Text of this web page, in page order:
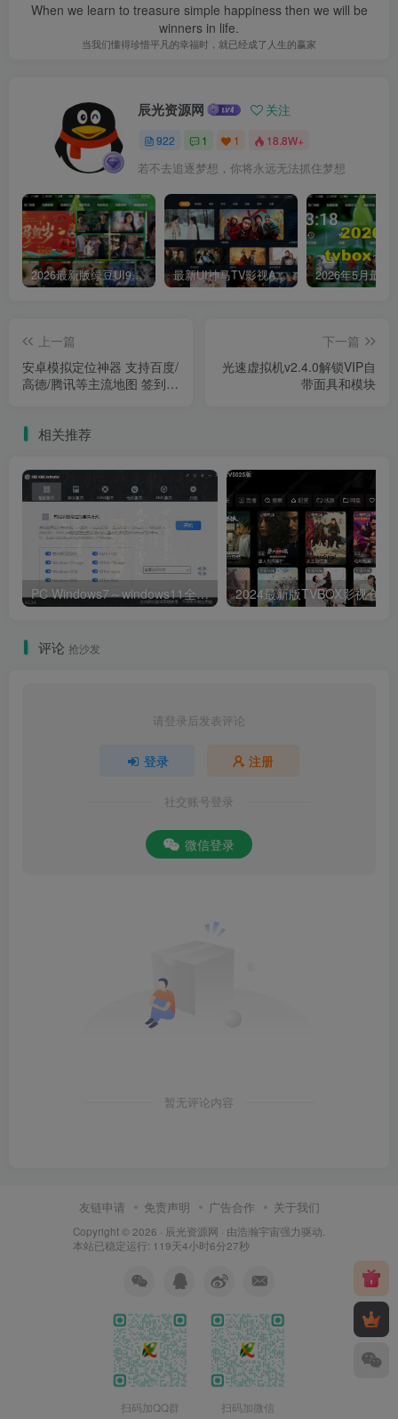
When we learn to treasure simple happiness then we will be
winners in life.
当我们懂得珍惜平凡的幸福时，就已经成了人生的赢家
辰光资源网 关注
922 1 1 18.8W+
若不去追逐梦想，你将永远无法抓住梦想
2026最新版绿豆UI9双端影视APP源码 最新UI神马TV影视APP源码 乐檬影视苹果CMS后台 包含前后端源码
上一篇
安卓模拟定位神器 支持百度/
高德/腾讯等主流地图 签到打
下一篇
光速虚拟机v2.4.0解锁VIP自
带面具和模块
相关推荐
PC Windows7～windows11全能激活工具,office激活神器
评论 抢沙发
请登录后发表评论
登录 注册
社交账号登录
微信登录
暂无评论内容
友链申请 免责声明 广告合作 关于我们
Copyright © 2026 · 辰光资源网 · 由浩瀚宇宙强力驱动.
本站已稳定运行: 119天4小时6分27秒
扫码加QQ群 扫码加微信